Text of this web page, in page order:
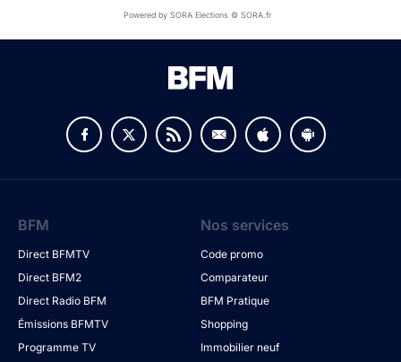
Powered by SORA Elections © SORA.fr
BFM
Direct BFMTV
Direct BFM2
Direct Radio BFM
Émissions BFMTV
Programme TV
Nos services
Code promo
Comparateur
BFM Pratique
Shopping
Immobilier neuf